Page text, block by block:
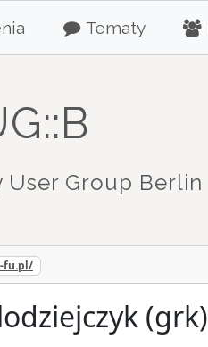
Tematy
User Group Berlin
fu.pl/
(grk)